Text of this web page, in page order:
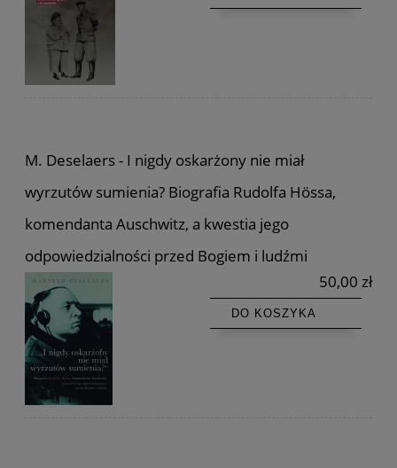
M. Deselaers - I nigdy oskarżony nie miał
wyrzutów sumienia? Biografia Rudolfa Hössa,
komendanta Auschwitz, a kwestia jego
odpowiedzialności przed Bogiem i ludźmi
50,00 zł
DO KOSZYKA